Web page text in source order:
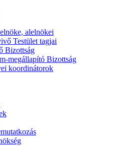
alelnökei
Testület tagjai
Bizottság
megállapító Bizottság
koordinátorok